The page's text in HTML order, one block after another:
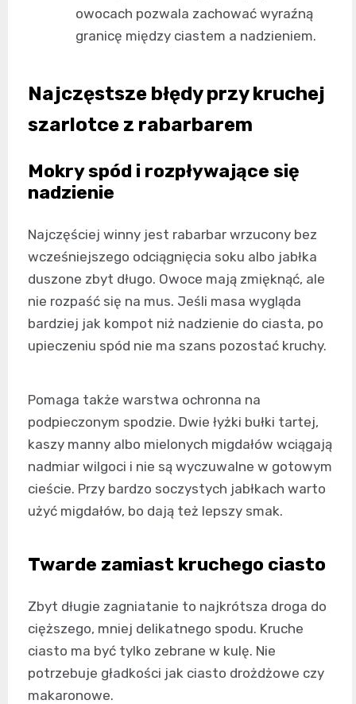
owocach pozwala zachować wyraźną
granicę między ciastem a nadzieniem.
Najczęstsze błędy przy kruchej
szarlotce z rabarbarem
Mokry spód i rozpływające się
nadzienie
Najczęściej winny jest rabarbar wrzucony bez
wcześniejszego odciągnięcia soku albo jabłka
duszone zbyt długo. Owoce mają zmięknąć, ale
nie rozpaść się na mus. Jeśli masa wygląda
bardziej jak kompot niż nadzienie do ciasta, po
upieczeniu spód nie ma szans pozostać kruchy.
Pomaga także warstwa ochronna na
podpieczonym spodzie. Dwie łyżki bułki tartej,
kaszy manny albo mielonych migdałów wciągają
nadmiar wilgoci i nie są wyczuwalne w gotowym
cieście. Przy bardzo soczystych jabłkach warto
użyć migdałów, bo dają też lepszy smak.
Twarde zamiast kruchego ciasto
Zbyt długie zagniatanie to najkrótsza droga do
cięższego, mniej delikatnego spodu. Kruche
ciasto ma być tylko zebrane w kulę. Nie
potrzebuje gładkości jak ciasto drożdżowe czy
makaronowe.